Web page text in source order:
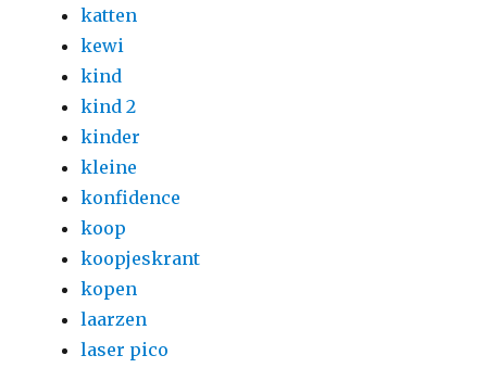
katten
kewi
kind
kind 2
kinder
kleine
konfidence
koop
koopjeskrant
kopen
laarzen
laser pico